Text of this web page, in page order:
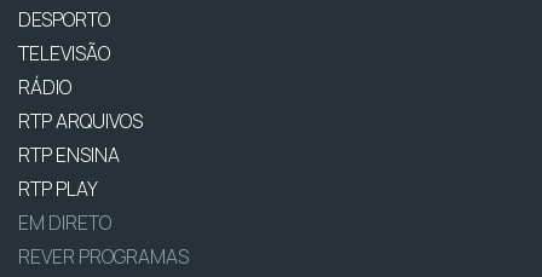
DESPORTO
TELEVISÃO
RÁDIO
RTP ARQUIVOS
RTP ENSINA
RTP PLAY
EM DIRETO
REVER PROGRAMAS